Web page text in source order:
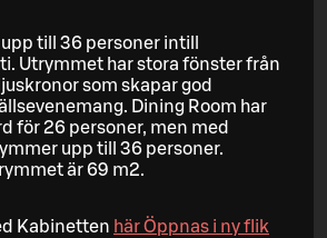
till 36 personer intill
Utrymmet har stora fönster från
som skapar god
Dining Room har
för 26 personer, men med
upp till 36 personer.
är 69 m2.
Kabinetten härÖppnas i ny flik